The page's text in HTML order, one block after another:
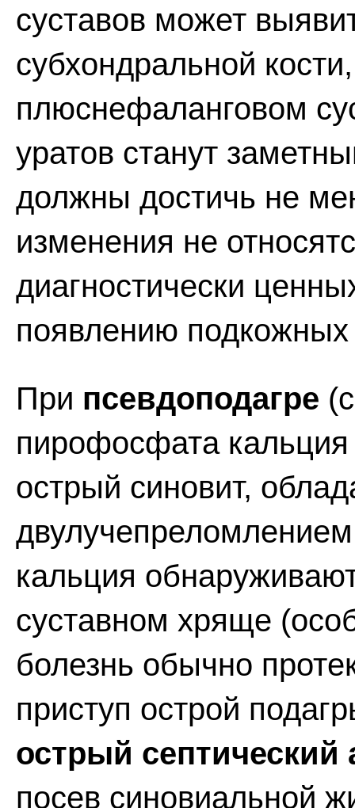
суставов может
субхондральной
плюснефаланговом
уратов станут
должны достичь не
изменения не
диагностически
появлению
При псевдоподагре
пирофосфата
острый синовит,
кальция
суставном хряще
болезнь обычно
приступ острой
острый септический
посев синовиальной